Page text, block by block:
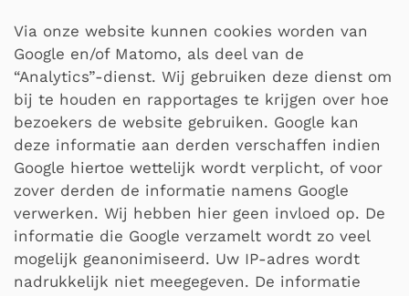
Via onze website kunnen cookies worden van
Google en/of Matomo, als deel van de
“Analytics”-dienst. Wij gebruiken deze dienst om
bij te houden en rapportages te krijgen over hoe
bezoekers de website gebruiken. Google kan
deze informatie aan derden verschaffen indien
Google hiertoe wettelijk wordt verplicht, of voor
zover derden de informatie namens Google
verwerken. Wij hebben hier geen invloed op. De
informatie die Google verzamelt wordt zo veel
mogelijk geanonimiseerd. Uw IP-adres wordt
nadrukkelijk niet meegegeven. De informatie